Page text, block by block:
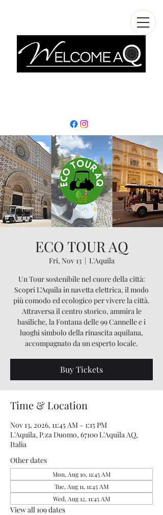
ECO TOUR AQ
Fri, Nov 13
  |
L'Aquila
Un Tour sostenibile nel cuore della città:
Scopri L’Aquila in navetta elettrica, il modo
più comodo ed ecologico per vivere la città.
Attraversa il centro storico, ammira le
basiliche, la Fontana delle 99 Cannelle e i
luoghi simbolo della rinascita aquilana,
accompagnato da un esperto locale.
Buy Tickets
Time & Location
Nov 13, 2026, 11:45 AM – 1:15 PM
L'Aquila, P.za Duomo, 67100 L'Aquila AQ,
Italia
Other dates
Mon, Aug 10, 11:45 AM
Tue, Aug 11, 11:45 AM
Wed, Aug 12, 11:45 AM
View all 109 dates